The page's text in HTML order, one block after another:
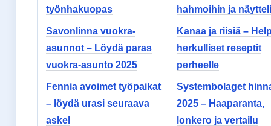
työnhakuopas
hahmoihin ja
Savonlinna vuokra-
asunnot – Löydä paras
vuokra-asunto 2025
Kanaa ja riisiä –
herkulliset reseptit
perheelle
Fennia avoimet työpaikat
– löydä urasi seuraava
askel
Systembolaget
2025 – Haaparanta,
lonkero ja vertailu